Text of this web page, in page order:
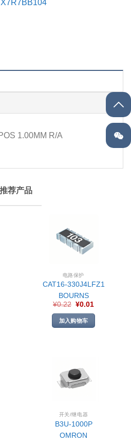
1.00MM R/A
推荐产品
电路保护
CAT16-330J4LFZ1
BOURNS
¥0.22 ¥0.01
加入购物车
开关/继电器
B3U-1000P
OMRON